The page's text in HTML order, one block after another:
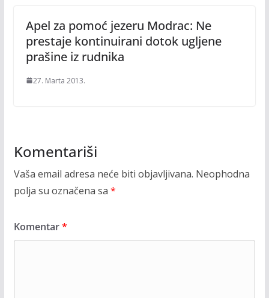
Apel za pomoć jezeru Modrac: Ne
prestaje kontinuirani dotok ugljene
prašine iz rudnika
27. Marta 2013.
Komentariši
Vaša email adresa neće biti objavljivana. Neophodna
polja su označena sa *
Komentar*